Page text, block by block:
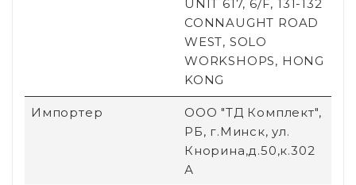
UNIT 617, 6/F, 131-132
CONNAUGHT ROAD
WEST, SOLO
WORKSHOPS, HONG
KONG
Импортер
ООО "ТД Комплект",
РБ, г.Минск, ул.
Кнорина,д.50,к.302
А